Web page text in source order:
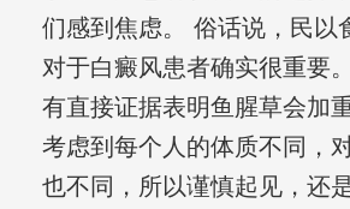
们感到焦虑。 俗话说，民以
对于白癜风患者确实很重要
有直接证据表明鱼腥草会加
考虑到每个人的体质不同，
也不同，所以谨慎起见，还